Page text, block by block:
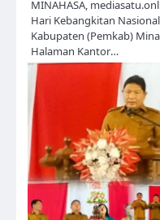
MINAHASA,
Hari Kebangkitan
Kabupaten (Pemkab)
Halaman Kantor…